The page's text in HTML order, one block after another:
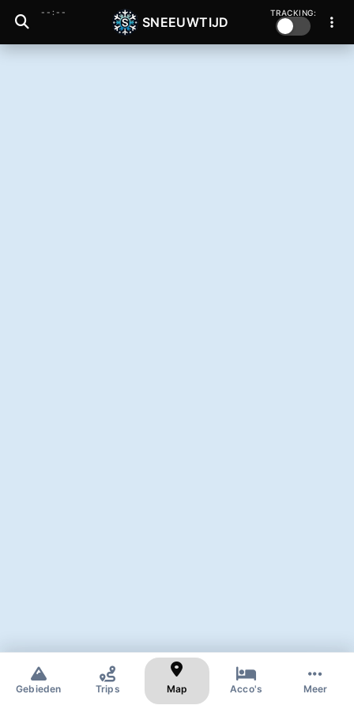
--:--
SNEEUWTIJD
TRACKING:
Gebieden Trips Map Acco's Meer